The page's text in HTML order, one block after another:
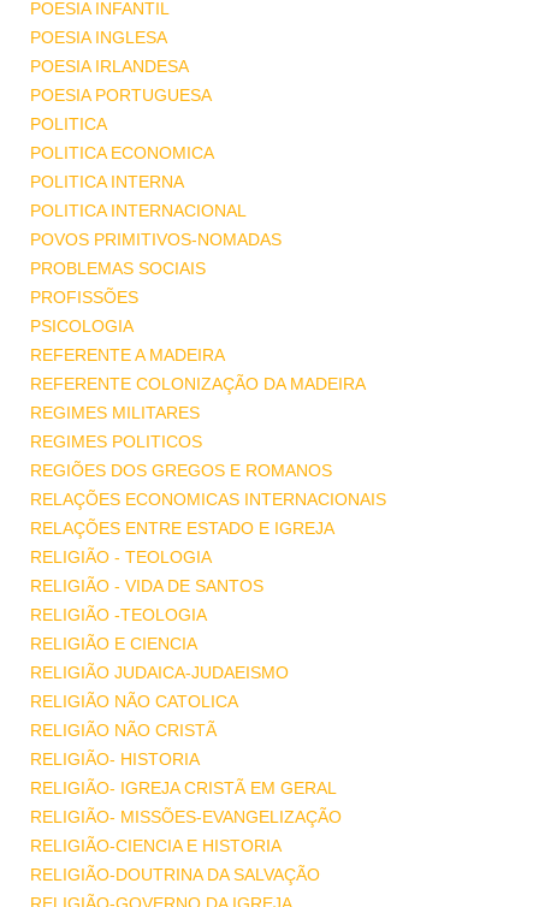
POESIA INFANTIL
POESIA INGLESA
POESIA IRLANDESA
POESIA PORTUGUESA
POLITICA
POLITICA ECONOMICA
POLITICA INTERNA
POLITICA INTERNACIONAL
POVOS PRIMITIVOS-NOMADAS
PROBLEMAS SOCIAIS
PROFISSÕES
PSICOLOGIA
REFERENTE A MADEIRA
REFERENTE COLONIZAÇÃO DA MADEIRA
REGIMES MILITARES
REGIMES POLITICOS
REGIÕES DOS GREGOS E ROMANOS
RELAÇÕES ECONOMICAS INTERNACIONAIS
RELAÇÕES ENTRE ESTADO E IGREJA
RELIGIÃO - TEOLOGIA
RELIGIÃO - VIDA DE SANTOS
RELIGIÃO -TEOLOGIA
RELIGIÃO E CIENCIA
RELIGIÃO JUDAICA-JUDAEISMO
RELIGIÃO NÃO CATOLICA
RELIGIÃO NÃO CRISTÃ
RELIGIÃO- HISTORIA
RELIGIÃO- IGREJA CRISTÃ EM GERAL
RELIGIÃO- MISSÕES-EVANGELIZAÇÃO
RELIGIÃO-CIENCIA E HISTORIA
RELIGIÃO-DOUTRINA DA SALVAÇÃO